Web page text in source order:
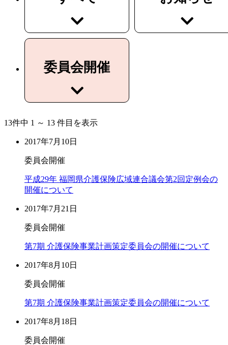
委員会開催
13件中 1 ～ 13 件目を表示
2017年7月10日
委員会開催
平成29年 福岡県介護保険広域連合議会第2回定例会の
開催について
2017年7月21日
委員会開催
第7期 介護保険事業計画策定委員会の開催について
2017年8月10日
委員会開催
第7期 介護保険事業計画策定委員会の開催について
2017年8月18日
委員会開催